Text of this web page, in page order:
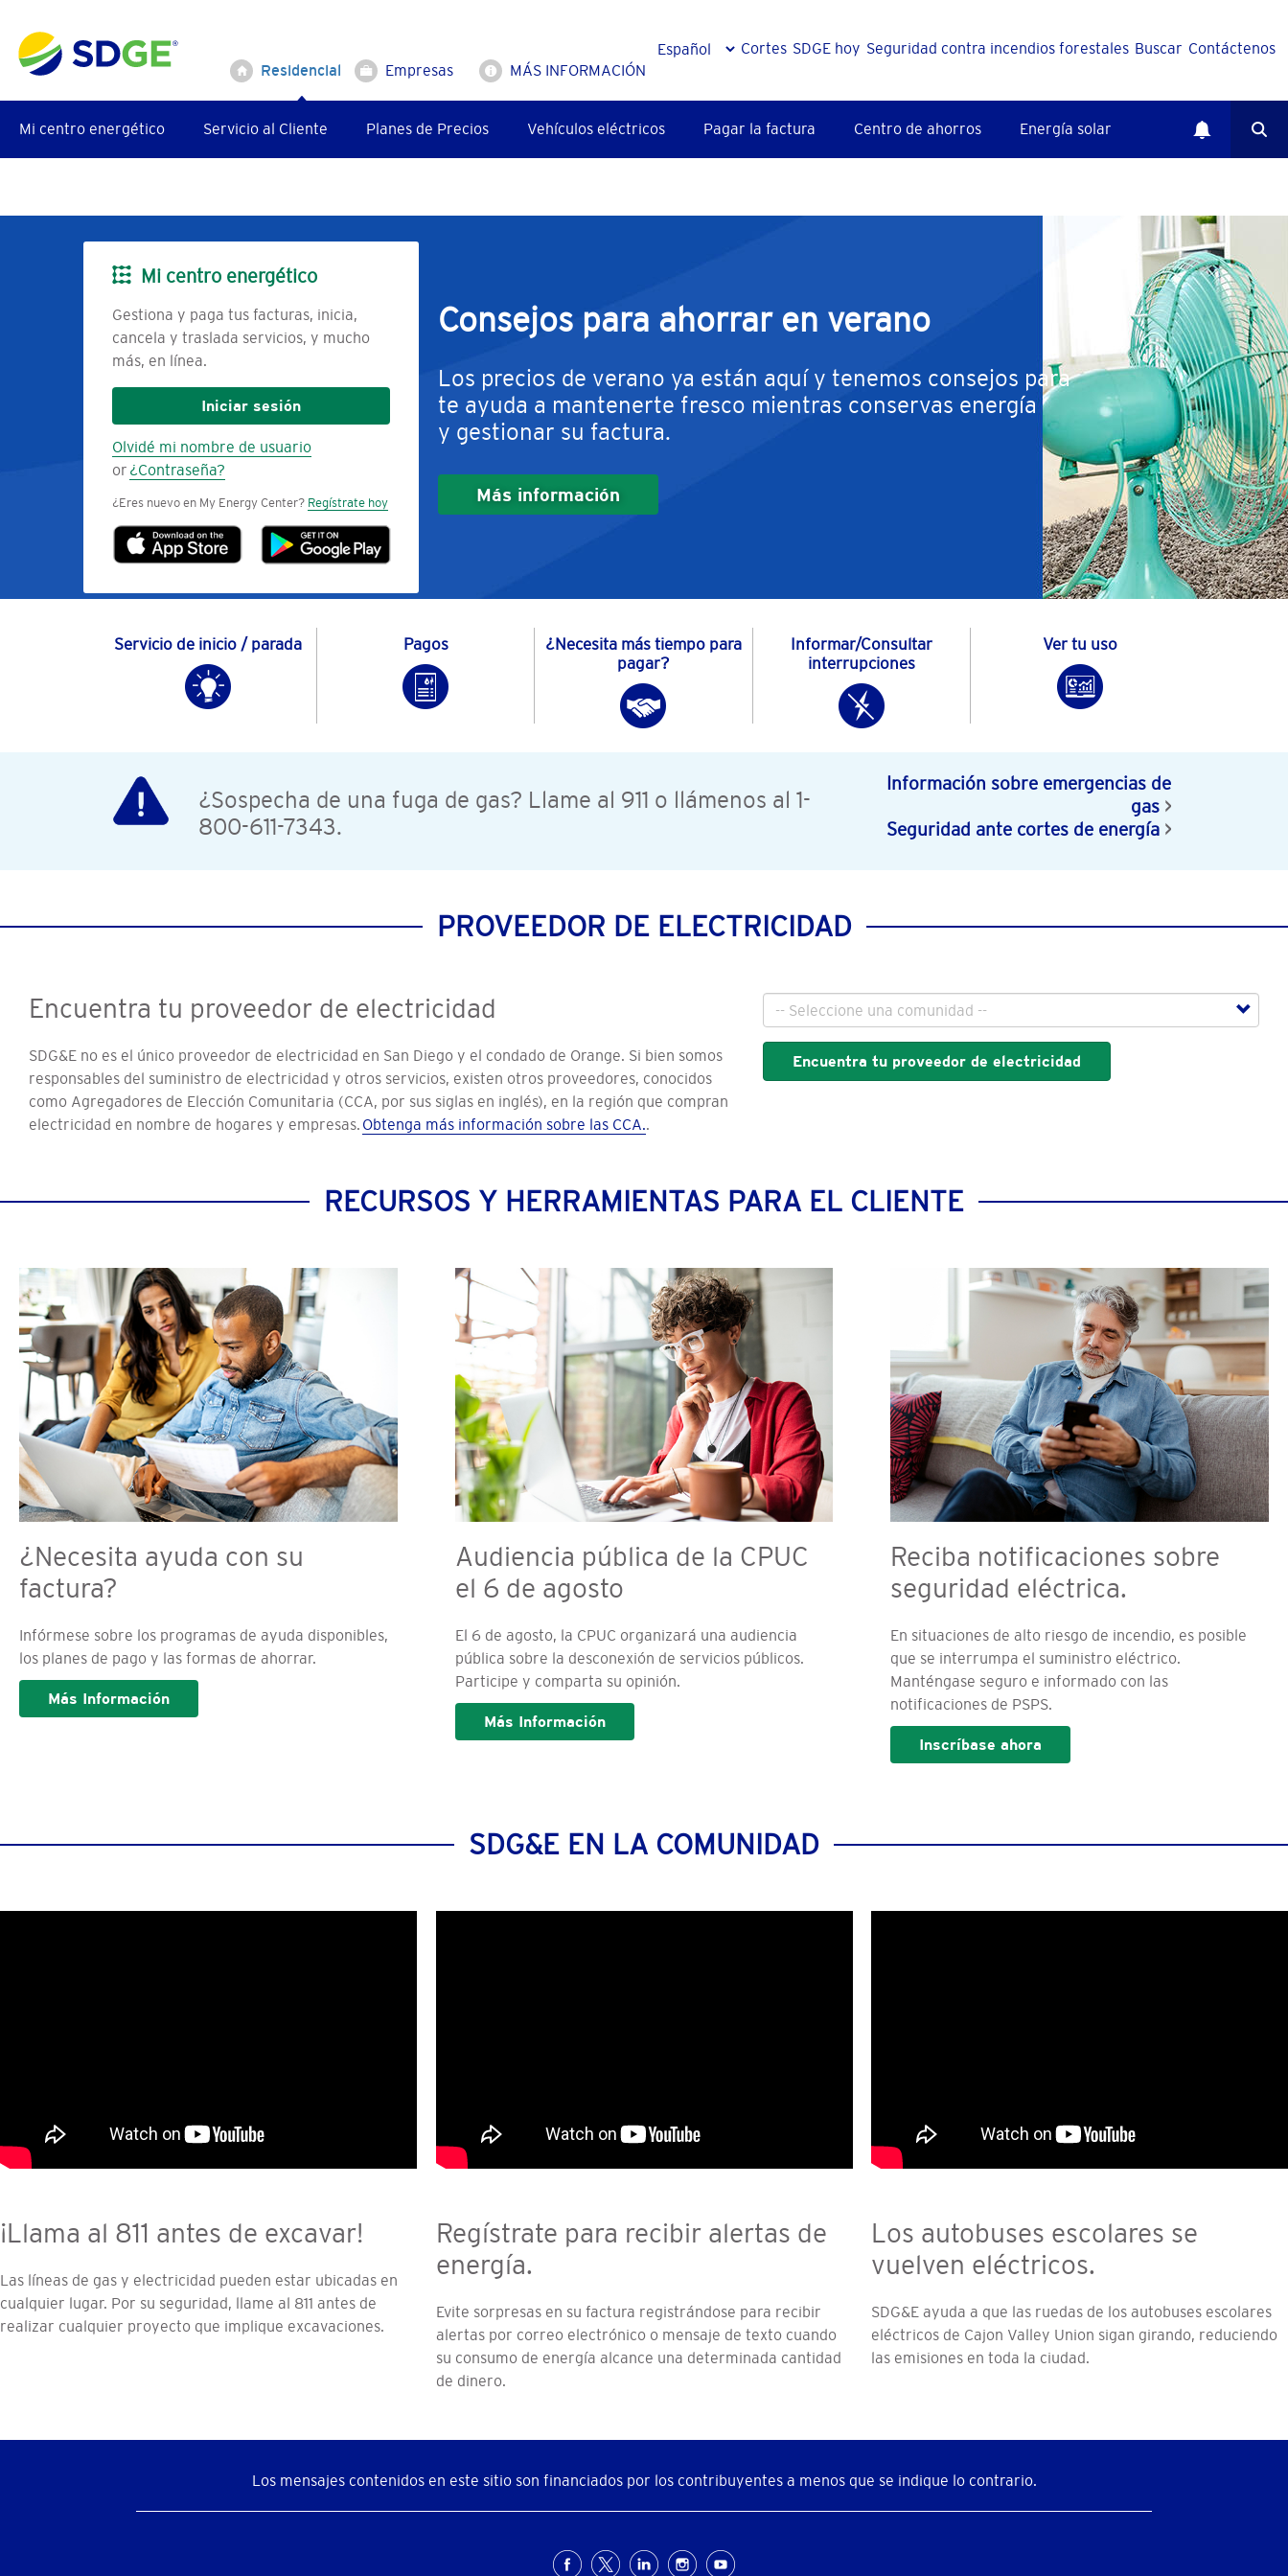
contenido
principal
Residencial Empresas MÁS INFORMACIÓN
Cortes SDGE hoy Seguridad contra incendios forestales Buscar Contáctenos
Mi centro energético Servicio al Cliente Planes de Precios Vehículos eléctricos Pagar la factura Centro de ahorros Energía solar
Consejos para ahorrar en verano
Los precios de verano ya están aquí y tenemos consejos para
te ayuda a mantenerte fresco mientras conservas energía
y gestionar su factura.
Más información
ImagenMi centro energético
Gestiona y paga tus facturas, inicia,
cancela y traslada servicios, y mucho
más, en línea.
Iniciar sesión
Olvidé mi nombre de usuario
or ¿Contraseña?
¿Eres nuevo en My Energy Center? Regístrate hoy
Servicio de inicio / parada Pagos
¿Necesita más tiempo para
pagar?
Informar/Consultar
interrupciones
Ver tu uso
¿Sospecha de una fuga de gas? Llame al 911 o llámenos al 1-
800-611-7343.
Información sobre emergencias de
gas
Seguridad ante cortes de energía
PROVEEDOR DE ELECTRICIDAD
Encuentra tu proveedor de electricidad
SDG&E no es el único proveedor de electricidad en San Diego y el condado de Orange. Si bien somos
responsables del suministro de electricidad y otros servicios, existen otros proveedores, conocidos
como Agregadores de Elección Comunitaria (CCA, por sus siglas en inglés), en la región que compran
electricidad en nombre de hogares y empresas. Obtenga más información sobre las CCA..
Ciudad
Encuentra tu proveedor de electricidad
RECURSOS Y HERRAMIENTAS PARA EL CLIENTE
¿Necesita ayuda con su
factura?
Infórmese sobre los programas de ayuda disponibles,
los planes de pago y las formas de ahorrar.
Más Información
Audiencia pública de la CPUC
el 6 de agosto
El 6 de agosto, la CPUC organizará una audiencia
pública sobre la desconexión de servicios públicos.
Participe y comparta su opinión.
Más Información
Reciba notificaciones sobre
seguridad eléctrica.
En situaciones de alto riesgo de incendio, es posible
que se interrumpa el suministro eléctrico.
Manténgase seguro e informado con las
notificaciones de PSPS.
Inscríbase ahora
SDG&E EN LA COMUNIDAD
¡Llama al 811 antes de excavar!
Las líneas de gas y electricidad pueden estar ubicadas en
cualquier lugar. Por su seguridad, llame al 811 antes de
realizar cualquier proyecto que implique excavaciones.
Regístrate para recibir alertas de
energía.
Evite sorpresas en su factura registrándose para recibir
alertas por correo electrónico o mensaje de texto cuando
su consumo de energía alcance una determinada cantidad
de dinero.
Los autobuses escolares se
vuelven eléctricos.
SDG&E ayuda a que las ruedas de los autobuses escolares
eléctricos de Cajon Valley Union sigan girando, reduciendo
las emisiones en toda la ciudad.
Los mensajes contenidos en este sitio son financiados por los contribuyentes a menos que se indique lo contrario.